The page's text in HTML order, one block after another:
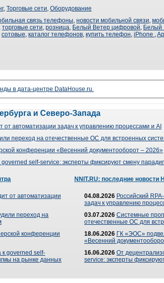
, Торговые сети, Оборудование
связь телефоны, новости мобильной связи,
, торговые сети, розница, Белый Ветер цифровой, Белый
сотовые, каталог телефонов, купить телефон, iPhone ,
в дата-центре DataHouse.ru.
и Северо-Запада
от автоматизации задач к управлению процессами и AI
переход на отечественные ОС для встроенных
конференции «Весенний документооборот – 2026»
governed self-service: эксперты фиксируют смену
от автоматизации
переход на
конференции
к governed self-
на рынке данных
NNIT.RU: последние новости
04.08.2026 Российский
задач к управлению
03.07.2026 Системные
отечественные ОС для
18.06.2026 ГК «ЭОС»
«Весенний
16.06.2026 От
service: эксперты